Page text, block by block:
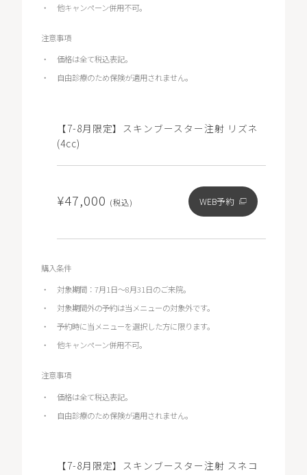
他キャンペーン併用不可。
注意事項
価格は全て税込表記。
自由診療のため保険が適用されません。
【7-8月限定】スキンブースター注射 リズネ
(4cc)
¥47,000 (税込) WEB予約
購入条件
対象期間：7月1日～8月31日のご来院。
対象期間外の予約は当メニューの対象外です。
予約時に当メニューを選択した方に限ります。
他キャンペーン併用不可。
注意事項
価格は全て税込表記。
自由診療のため保険が適用されません。
【7-8月限定】スキンブースター注射 スネコ